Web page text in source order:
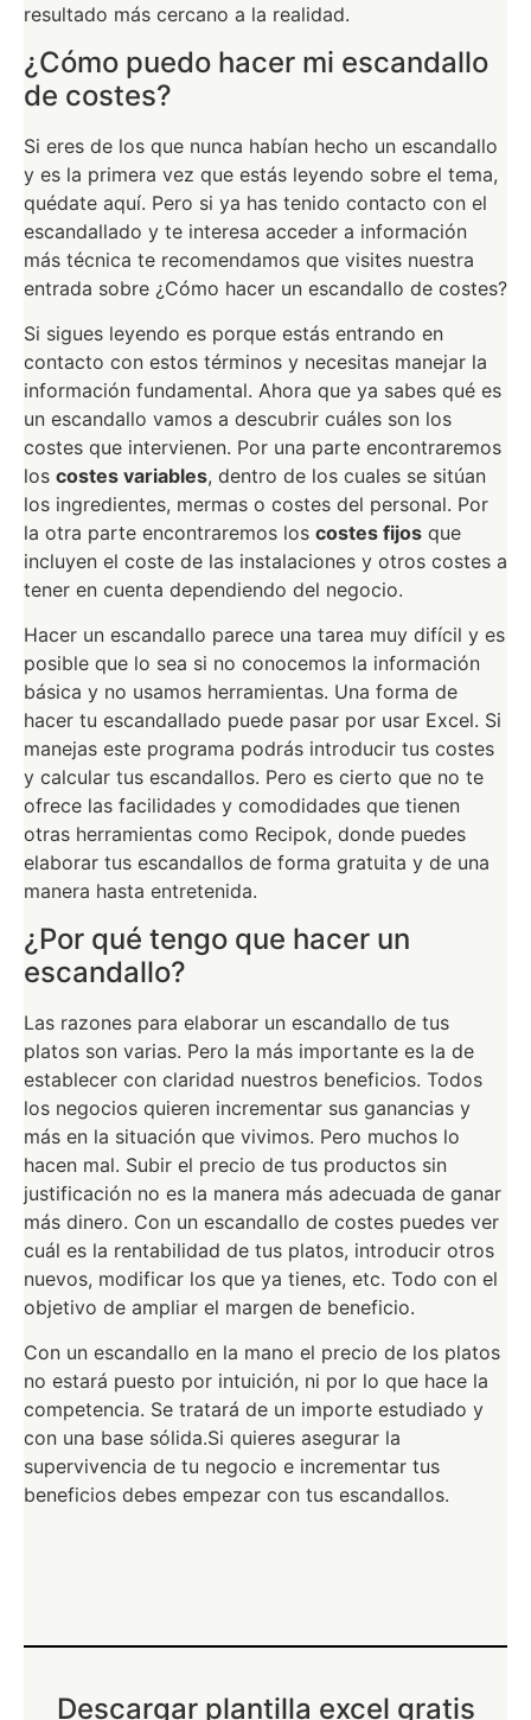
resultado más cercano a la realidad.
¿Cómo puedo hacer mi escandallo
de costes?
Si eres de los que nunca habían hecho un escandallo
y es la primera vez que estás leyendo sobre el tema,
quédate aquí. Pero si ya has tenido contacto con el
escandallado y te interesa acceder a información
más técnica te recomendamos que visites nuestra
entrada sobre ¿Cómo hacer un escandallo de costes?
Si sigues leyendo es porque estás entrando en
contacto con estos términos y necesitas manejar la
información fundamental. Ahora que ya sabes qué es
un escandallo vamos a descubrir cuáles son los
costes que intervienen. Por una parte encontraremos
los costes variables, dentro de los cuales se sitúan
los ingredientes, mermas o costes del personal. Por
la otra parte encontraremos los costes fijos que
incluyen el coste de las instalaciones y otros costes a
tener en cuenta dependiendo del negocio.
Hacer un escandallo parece una tarea muy difícil y es
posible que lo sea si no conocemos la información
básica y no usamos herramientas. Una forma de
hacer tu escandallado puede pasar por usar Excel. Si
manejas este programa podrás introducir tus costes
y calcular tus escandallos. Pero es cierto que no te
ofrece las facilidades y comodidades que tienen
otras herramientas como Recipok, donde puedes
elaborar tus escandallos de forma gratuita y de una
manera hasta entretenida.
¿Por qué tengo que hacer un
escandallo?
Las razones para elaborar un escandallo de tus
platos son varias. Pero la más importante es la de
establecer con claridad nuestros beneficios. Todos
los negocios quieren incrementar sus ganancias y
más en la situación que vivimos. Pero muchos lo
hacen mal. Subir el precio de tus productos sin
justificación no es la manera más adecuada de ganar
más dinero. Con un escandallo de costes puedes ver
cuál es la rentabilidad de tus platos, introducir otros
nuevos, modificar los que ya tienes, etc. Todo con el
objetivo de ampliar el margen de beneficio.
Con un escandallo en la mano el precio de los platos
no estará puesto por intuición, ni por lo que hace la
competencia. Se tratará de un importe estudiado y
con una base sólida.Si quieres asegurar la
supervivencia de tu negocio e incrementar tus
beneficios debes empezar con tus escandallos.
Descargar plantilla excel gratis